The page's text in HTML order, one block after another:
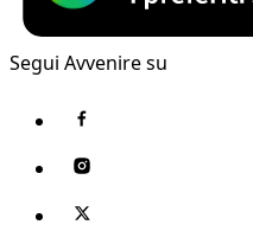
Segui Avvenire su